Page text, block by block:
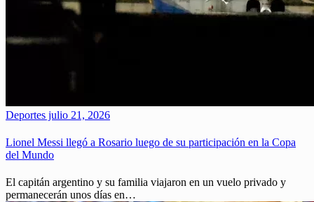
Deportes julio 21, 2026
Lionel Messi llegó a Rosario luego de su participación en la Copa
del Mundo
El capitán argentino y su familia viajaron en un vuelo privado y
permanecerán unos días en…